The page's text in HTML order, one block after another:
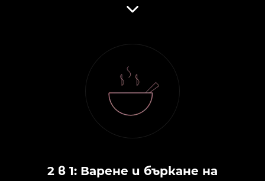
2 в 1: Варене и бъркане на